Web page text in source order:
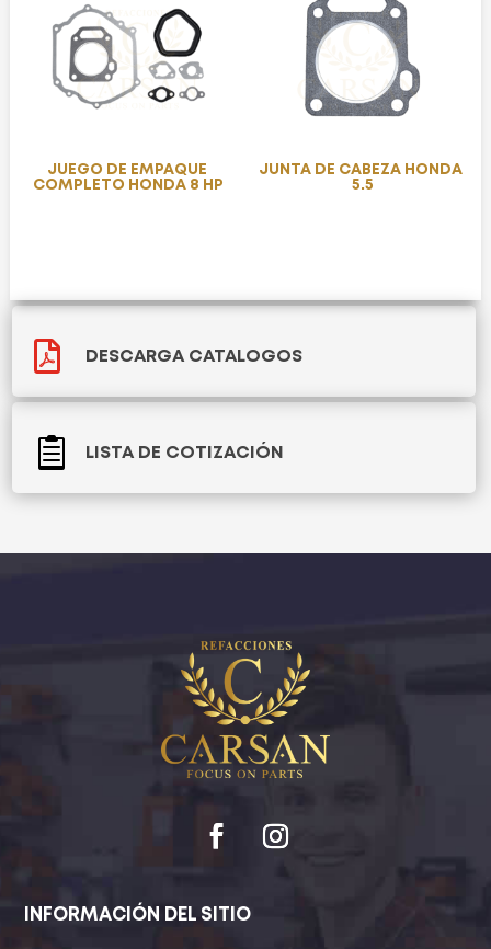
JUEGO DE EMPAQUE
COMPLETO HONDA 8 HP
JUNTA DE CABEZA HONDA
5.5
 DESCARGA CATALOGOS
 LISTA DE COTIZACIÓN
INFORMACIÓN DEL SITIO